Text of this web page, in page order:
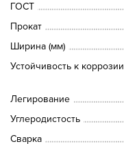
ГОСТ
Прокат
Ширина (мм)
Устойчивость к коррозии
Легирование
Углеродистость
Сварка